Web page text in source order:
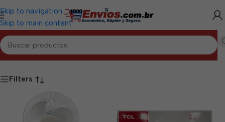
Skip to navigation
Skip to main content
Inicio/Productos etiquetados “Electrodomésticos”
Filters